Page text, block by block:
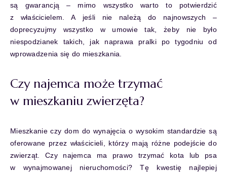
są gwarancją – mimo wszystko warto to potwierdzić
z właścicielem. A jeśli nie należą do najnowszych –
doprecyzujmy wszystko w umowie tak, żeby nie było
niespodzianek takich, jak naprawa pralki po tygodniu od
wprowadzenia się do mieszkania.
Czy najemca może trzymać
w mieszkaniu zwierzęta?
Mieszkanie czy dom do wynajęcia o wysokim standardzie są
oferowane przez właścicieli, którzy mają różne podejście do
zwierząt. Czy najemca ma prawo trzymać kota lub psa
w wynajmowanej nieruchomości? Tę kwestię najlepiej